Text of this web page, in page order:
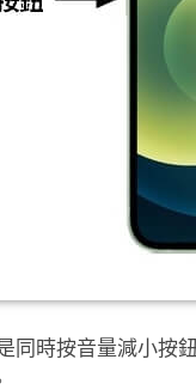
同時按音量減小按